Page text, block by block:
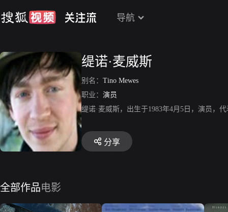
导航
缇诺·麦威斯
别名： Tino Mewes
职业： 演员
缇诺·麦威斯，出生于1983年4月5日，演员，
分享
全部作品电影